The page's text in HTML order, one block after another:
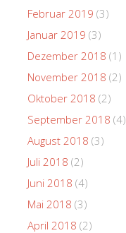
Februar 2019 (3)
Januar 2019 (3)
Dezember 2018 (1)
November 2018 (2)
Oktober 2018 (2)
September 2018 (4)
August 2018 (3)
Juli 2018 (2)
Juni 2018 (4)
Mai 2018 (3)
April 2018 (2)